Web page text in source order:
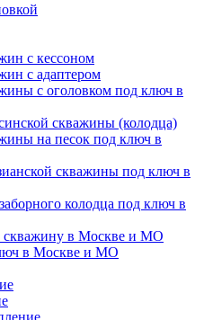
с кессоном
с адаптером
с оголовком под ключ в
скважины (колодца)
на песок под ключ в
скважины под ключ в
колодца под ключ в
скважину в Москве и МО
в Москве и МО